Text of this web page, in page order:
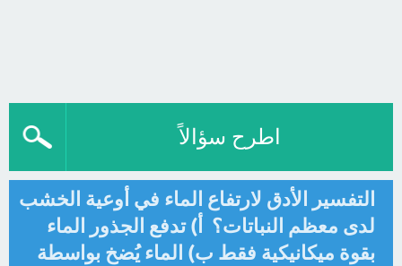
اطرح سؤالاً
التفسير الأدق لارتفاع الماء في أوعية الخشب
لدى معظم النباتات؟ أ) تدفع الجذور الماء
بقوة ميكانيكية فقط ب) الماء يُضخ بواسطة